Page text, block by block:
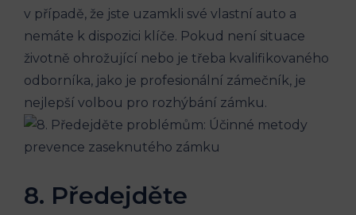
v případě, že jste uzamkli své vlastní auto a
nemáte k dispozici klíče. Pokud není situace
životně ohrožující nebo je třeba kvalifikovaného
odborníka, jako je profesionální zámečník, je
nejlepší volbou pro rozhýbání zámku.
8. Předejděte